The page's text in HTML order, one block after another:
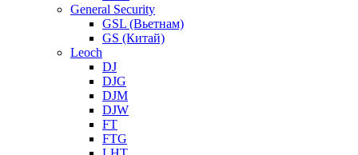
General Security
GSL (Вьетнам)
GS (Китай)
Leoch
DJ
DJG
DJM
DJW
FT
FTG